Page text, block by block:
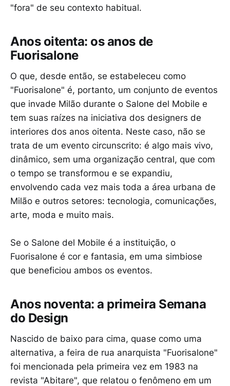
"fora" de seu contexto habitual.
Anos oitenta: os anos de
Fuorisalone
O que, desde então, se estabeleceu como
"Fuorisalone" é, portanto, um conjunto de eventos
que invade Milão durante o Salone del Mobile e
tem suas raízes na iniciativa dos designers de
interiores dos anos oitenta. Neste caso, não se
trata de um evento circunscrito: é algo mais vivo,
dinâmico, sem uma organização central, que com
o tempo se transformou e se expandiu,
envolvendo cada vez mais toda a área urbana de
Milão e outros setores: tecnologia, comunicações,
arte, moda e muito mais.
Se o Salone del Mobile é a instituição, o
Fuorisalone é cor e fantasia, em uma simbiose
que beneficiou ambos os eventos.
Anos noventa: a primeira Semana
do Design
Nascido de baixo para cima, quase como uma
alternativa, a feira de rua anarquista "Fuorisalone"
foi mencionada pela primeira vez em 1983 na
revista "Abitare", que relatou o fenômeno em um